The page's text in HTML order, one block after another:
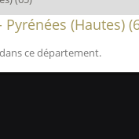
Pyrénées (Hautes)
ce département.